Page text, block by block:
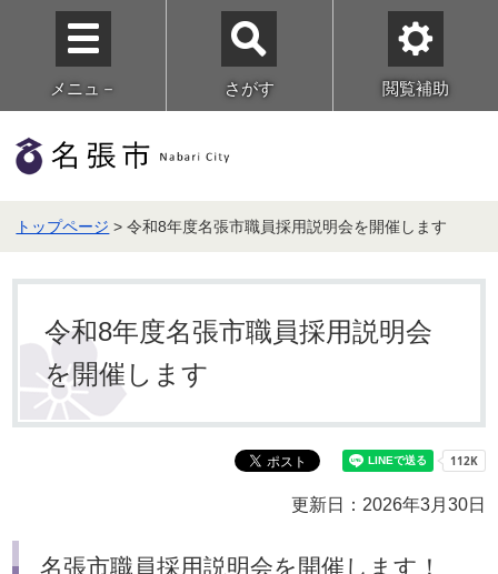
メニュ－ さがす 閲覧補助
トップページ > 令和8年度名張市職員採用説明会を開催します
令和8年度名張市職員採用説明会
を開催します
更新日：2026年3月30日
名張市職員採用説明会を開催します！